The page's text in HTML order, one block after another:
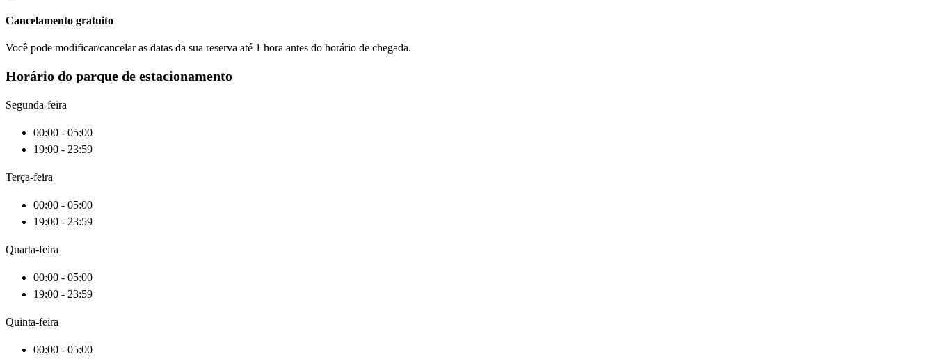
Cancelamento gratuito
Você pode modificar/cancelar as datas da sua reserva até 1 hora antes do horário de chegada.
Horário do parque de estacionamento
Segunda-feira
00:00 - 05:00
19:00 - 23:59
Terça-feira
00:00 - 05:00
19:00 - 23:59
Quarta-feira
00:00 - 05:00
19:00 - 23:59
Quinta-feira
00:00 - 05:00